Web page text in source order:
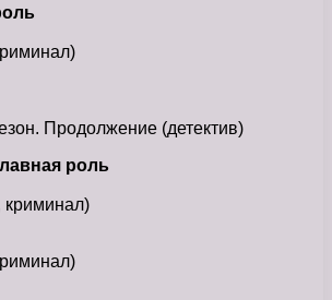
Продолжение (детектив)
роль